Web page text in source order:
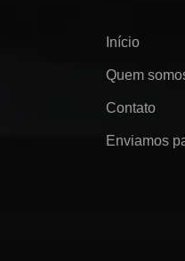
Início
Quem
Contato
Enviamos